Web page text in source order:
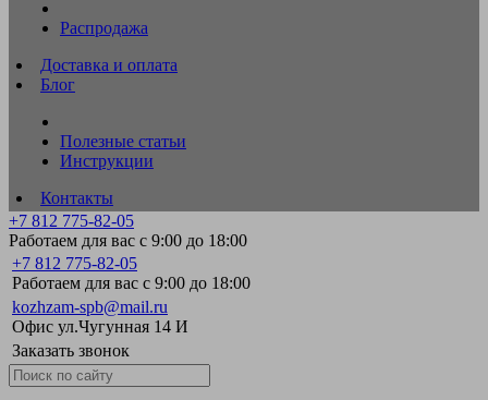
Распродажа
Доставка и оплата
Блог
Полезные статьи
Инструкции
Контакты
+7 812 775-82-05
Работаем для вас с 9:00 до 18:00
+7 812 775-82-05
Работаем для вас с 9:00 до 18:00
kozhzam-spb@mail.ru
Офис ул.Чугунная 14 И
Заказать звонок